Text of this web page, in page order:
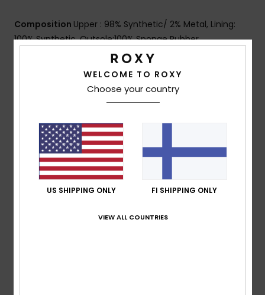
Composition Upper : 98% Synthetic/ 2% Metal, Lining:
100% Synthetic, Outsole:100% Sponge Rubber
Shipping & Returns
Customer Reviews
Average Score
5.0
WELCOME TO ROXY
Choose your country
US SHIPPING ONLY FI SHIPPING ONLY
VIEW ALL COUNTRIES